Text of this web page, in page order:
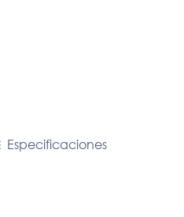
Especificaciones